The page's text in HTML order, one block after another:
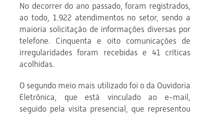
No decorrer do ano passado, foram registrados,
ao todo, 1.922 atendimentos no setor, sendo a
maioria solicitação de informações diversas por
telefone. Cinquenta e oito comunicações de
irregularidades foram recebidas e 41 críticas
acolhidas.
O segundo meio mais utilizado foi o da Ouvidoria
Eletrônica, que está vinculado ao e-mail,
seguido pela visita presencial, que representou